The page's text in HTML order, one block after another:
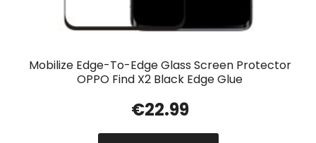
Mobilize Edge-To-Edge Glass Screen Protector
OPPO Find X2 Black Edge Glue
€22.99